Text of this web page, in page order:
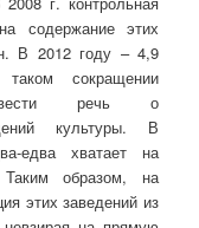
содержание этих
В 2012 году – 4,9
сокращении
вести речь о
культуры. В
едва хватает на
Таким образом, на
этих заведений из